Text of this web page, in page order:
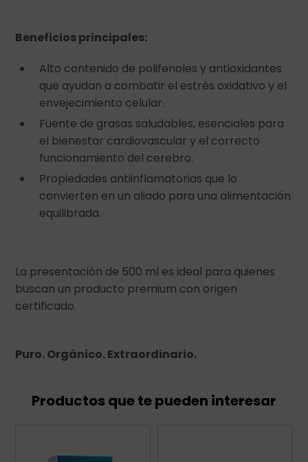
Beneficios principales:
Alto contenido de polifenoles y antioxidantes
que ayudan a combatir el estrés oxidativo y el
envejecimiento celular.
Fuente de grasas saludables, esenciales para
el bienestar cardiovascular y el correcto
funcionamiento del cerebro.
Propiedades antiinflamatorias que lo
convierten en un aliado para una alimentación
equilibrada.
La presentación de 500 ml es ideal para quienes
buscan un producto premium con origen
certificado.
Puro. Orgánico. Extraordinario.
Productos que te pueden interesar